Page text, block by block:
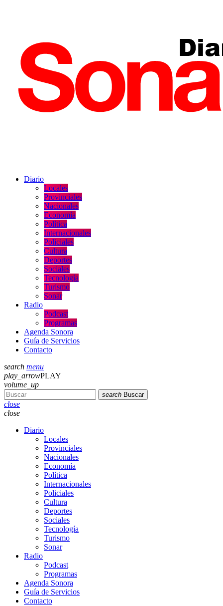
Diario
Locales
Provinciales
Nacionales
Economía
Política
Internacionales
Policiales
Cultura
Deportes
Sociales
Tecnología
Turismo
Sonar
Radio
Podcast
Programas
Agenda Sonora
Guía de Servicios
Contacto
search menu
play_arrowPLAY
volume_up
search Buscar
close
close
Diario
Locales
Provinciales
Nacionales
Economía
Política
Internacionales
Policiales
Cultura
Deportes
Sociales
Tecnología
Turismo
Sonar
Radio
Podcast
Programas
Agenda Sonora
Guía de Servicios
Contacto